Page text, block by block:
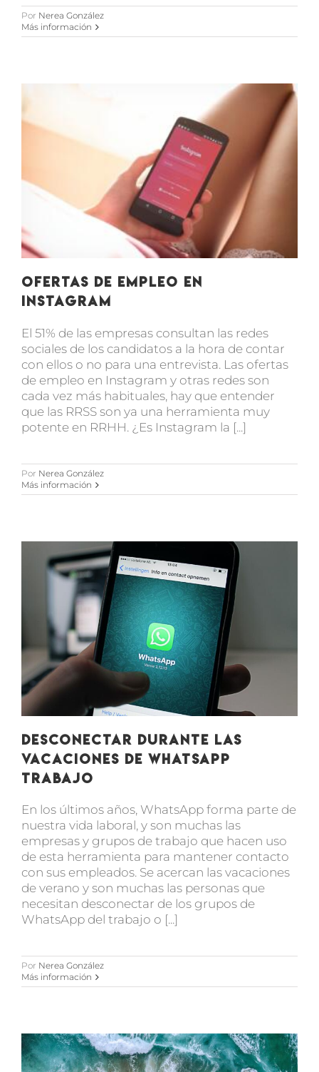
Por Nerea González
Más información
Ofertas de empleo en
Instagram
El 51% de las empresas consultan las redes
sociales de los candidatos a la hora de contar
con ellos o no para una entrevista. Las ofertas
de empleo en Instagram y otras redes son
cada vez más habituales, hay que entender
que las RRSS son ya una herramienta muy
potente en RRHH. ¿Es Instagram la [...]
Por Nerea González
Más información
Desconectar durante las
vacaciones de WhatsApp
trabajo
En los últimos años, WhatsApp forma parte de
nuestra vida laboral, y son muchas las
empresas y grupos de trabajo que hacen uso
de esta herramienta para mantener contacto
con sus empleados. Se acercan las vacaciones
de verano y son muchas las personas que
necesitan desconectar de los grupos de
WhatsApp del trabajo o [...]
Por Nerea González
Más información